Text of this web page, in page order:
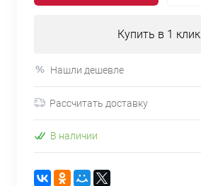
Купить в 1 клик
Нашли дешевле
Рассчитать доставку
В наличии